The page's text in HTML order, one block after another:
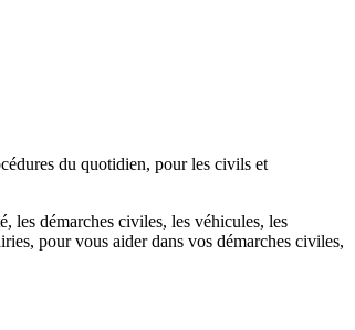
du quotidien, pour les civils et
les démarches civiles, les véhicules, les
pour vous aider dans vos démarches civiles,